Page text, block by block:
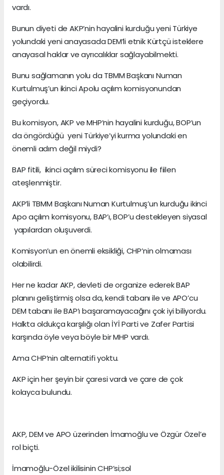
vardı.
Bunun diyeti de AKP’nin hayalini kurduğu yeni Türkiye
yolundaki yeni anayasada DEM’li etnik Kürtçü isteklere
anayasal haklar ve ayrıcalıklar sağlayabilmekti.
Bunu sağlamanın yolu da TBMM Başkanı Numan
Kurtulmuş’un ikinci Apolu açılım komisyonundan
geçiyordu.
Bu komisyon, AKP ve MHP’nin hayalini kurduğu, BOP’un
da öngördüğü yeni Türkiye’yi kurma yolundaki en
önemli adım değil miydi?
BAP fitili, ikinci açılım süreci komisyonu ile fiilen
ateşlenmiştir.
AKP’li TBMM Başkanı Numan Kurtulmuş’un kurduğu ikinci
Apo açılım komisyonu, BAP’ı, BOP’u destekleyen siyasal
yapılardan oluşuverdi.
Komisyon’un en önemli eksikliği, CHP’nin olmaması
olabilirdi.
Her ne kadar AKP, devleti de organize ederek BAP
planını geliştirmiş olsa da, kendi tabanı ile ve APO’cu
DEM tabanı ile BAP’ı başaramayacağını çok iyi biliyordu.
Halkta oldukça karşılığı olan İYİ Parti ve Zafer Partisi
karşında öyle veya böyle bir MHP vardı.
Ama CHP’nin alternatifi yoktu.
AKP için her şeyin bir çaresi vardı ve çare de çok
kolayca bulundu.
AKP, DEM ve APO üzerinden İmamoğlu ve Özgür Özel’e
rol biçti.
İmamoğlu-Özel ikilisinin CHP’si;sol